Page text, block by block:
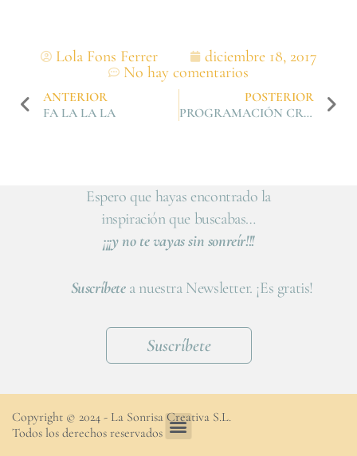
Lola Fons Ferrer
diciembre 18, 2017
No hay comentarios
ANTERIOR
FA LA LA LA
POSTERIOR
PROGRAMACIÓN CREATIVA PARA ENERO, FEBRERO Y MARZO DE 2018
Espero que hayas encontrado la
inspiración que buscabas…
¡¡¡y no te vayas sin sonreír!!!
Suscríbetea nuestra Newsletter. ¡Es gratis!
Suscríbete
Copyright © 2024 - La Sonrisa Creativa S.L.
Todos los derechos reservados